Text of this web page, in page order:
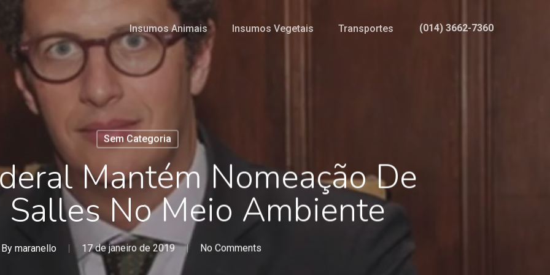
Insumos Animais Insumos Vegetais Transportes (014) 3662-7360
Sem Categoria
Mantém Nomeação De
Salles No Meio Ambiente
By maranello 17 de janeiro de 2019 No Comments